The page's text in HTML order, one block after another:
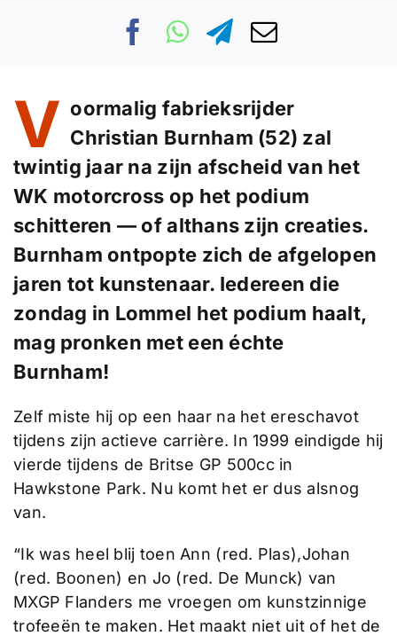
V oormalig fabrieksrijder
Christian Burnham (52) zal
twintig jaar na zijn afscheid van het
WK motorcross op het podium
schitteren — of althans zijn creaties.
Burnham ontpopte zich de afgelopen
jaren tot kunstenaar. Iedereen die
zondag in Lommel het podium haalt,
mag pronken met een échte
Burnham!
Zelf miste hij op een haar na het ereschavot
tijdens zijn actieve carrière. In 1999 eindigde hij
vierde tijdens de Britse GP 500cc in
Hawkstone Park. Nu komt het er dus alsnog
van.
“Ik was heel blij toen Ann (red. Plas),Johan
(red. Boonen) en Jo (red. De Munck) van
MXGP Flanders me vroegen om kunstzinnige
trofeeën te maken. Het maakt niet uit of het de